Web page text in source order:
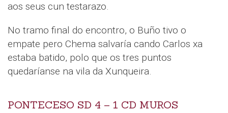
aos seus cun testarazo.
No tramo final do encontro, o Buño tivo o
empate pero Chema salvaría cando Carlos xa
estaba batido, polo que os tres puntos
quedaríanse na vila da Xunqueira.
PONTECESO SD 4 – 1 CD MUROS